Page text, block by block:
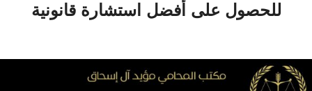
للحصول على أفضل استشارة قانونية